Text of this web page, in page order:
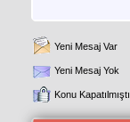
Yeni Mesaj Var
Yeni Mesaj Yok
Konu